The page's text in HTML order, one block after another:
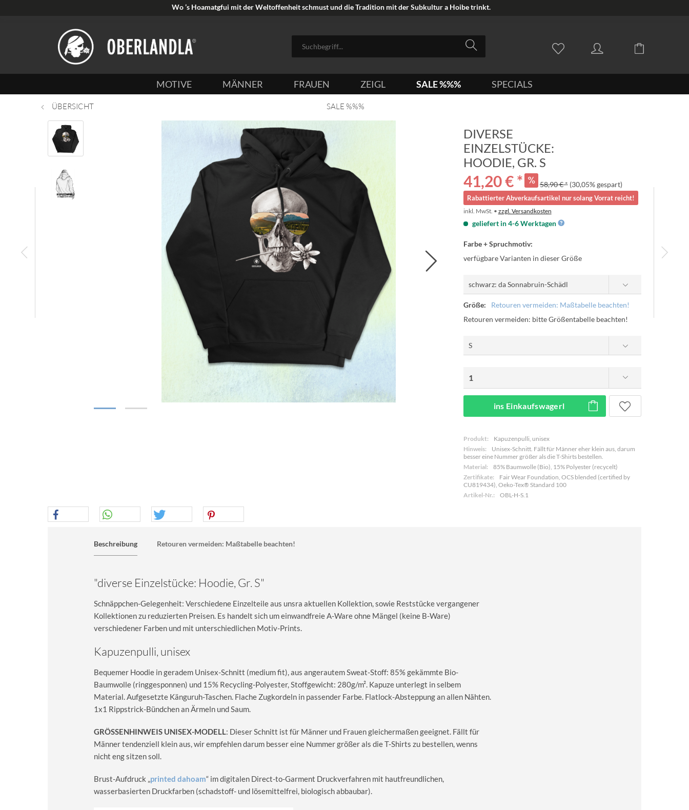
Wo ’s Hoamatgfui mit der Weltoffenheit schmust und die Tradition mit der Subkultur a Hoibe trinkt.
MOTIVE MÄNNER FRAUEN ZEIGL SALE %%% SPECIALS
ÜBERSICHT SALE %%%
DIVERSE
EINZELSTÜCKE:
HOODIE, GR. S
41,20 € * 58,90 € * (30,05% gespart)
Rabattierter Abverkaufsartikel nur solang Vorrat reicht!
inkl. MwSt. • zzgl. Versandkosten
geliefert in 4-6 Werktagen
Farbe + Spruchmotiv:
verfügbare Varianten in dieser Größe
Größe:
Retouren vermeiden: Maßtabelle beachten!
Retouren vermeiden: bitte Größentabelle beachten!
ins Einkaufswagerl
Produkt:
Kapuzenpulli, unisex
Hinweis:
Unisex-Schnitt. Fällt für Männer eher klein aus, darum
besser eine Nummer größer als die T-Shirts bestellen.
Material:
85% Baumwolle (Bio), 15% Polyester (recycelt)
Zertifikate:
Fair Wear Foundation, OCS blended (certified by
CU819434), Oeko-Tex® Standard 100
Artikel-Nr.:
OBL-H-S.1
Beschreibung Retouren vermeiden: Maßtabelle beachten!
"diverse Einzelstücke: Hoodie, Gr. S"
Schnäppchen-Gelegenheit: Verschiedene Einzelteile aus unsra aktuellen Kollektion, sowie Reststücke vergangener
Kollektionen zu reduzierten Preisen. Es handelt sich um einwandfreie A-Ware ohne Mängel (keine B-Ware)
verschiedener Farben und mit unterschiedlichen Motiv-Prints.
Kapuzenpulli, unisex
Bequemer Hoodie in geradem Unisex-Schnitt (medium fit), aus angerautem Sweat-Stoff: 85% gekämmte Bio-
Baumwolle (ringgesponnen) und 15% Recycling-Polyester, Stoffgewicht: 280g/m². Kapuze unterlegt in selbem
Material. Aufgesetzte Känguruh-Taschen. Flache Zugkordeln in passender Farbe. Flatlock-Absteppung an allen Nähten.
1x1 Rippstrick-Bündchen an Ärmeln und Saum.
GRÖSSENHINWEIS UNISEX-MODELL: Dieser Schnitt ist für Männer und Frauen gleichermaßen geeignet. Fällt für
Männer tendenziell klein aus, wir empfehlen darum besser eine Nummer größer als die T-Shirts zu bestellen, wenns
nicht eng sitzen soll.
Brust-Aufdruck „printed dahoam“ im digitalen Direct-to-Garment Druckverfahren mit hautfreundlichen,
wasserbasierten Druckfarben (schadstoff- und lösemittelfrei, biologisch abbaubar).